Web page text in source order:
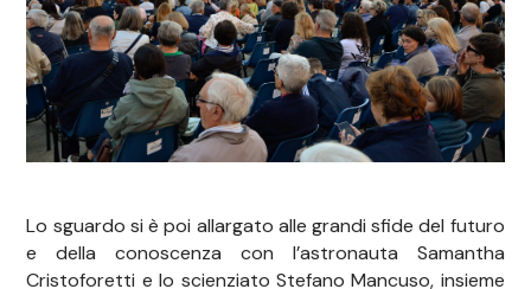
Lo sguardo si è poi allargato alle grandi sfide del futuro
e della conoscenza con l’astronauta Samantha
Cristoforetti e lo scienziato Stefano Mancuso, insieme